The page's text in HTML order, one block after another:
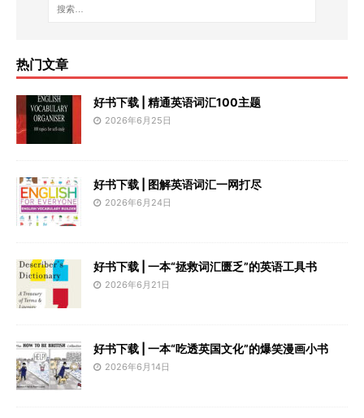
热门文章
好书下载 | 精通英语词汇100主题
2026年6月25日
好书下载 | 图解英语词汇一网打尽
2026年6月24日
好书下载 | 一本“拯救词汇匮乏”的英语工具书
2026年6月21日
好书下载 | 一本“吃透英国文化”的爆笑漫画小书
2026年6月14日